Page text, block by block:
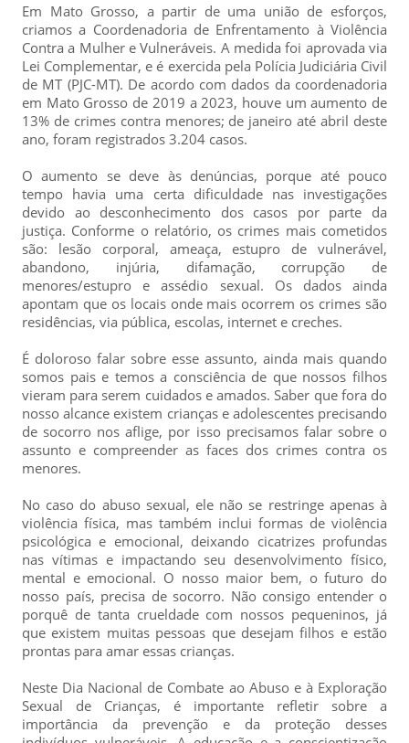
Em Mato Grosso, a partir de uma união de esforços,
criamos a Coordenadoria de Enfrentamento à Violência
Contra a Mulher e Vulneráveis. A medida foi aprovada via
Lei Complementar, e é exercida pela Polícia Judiciária Civil
de MT (PJC-MT). De acordo com dados da coordenadoria
em Mato Grosso de 2019 a 2023, houve um aumento de
13% de crimes contra menores; de janeiro até abril deste
ano, foram registrados 3.204 casos.
O aumento se deve às denúncias, porque até pouco
tempo havia uma certa dificuldade nas investigações
devido ao desconhecimento dos casos por parte da
justiça. Conforme o relatório, os crimes mais cometidos
são: lesão corporal, ameaça, estupro de vulnerável,
abandono, injúria, difamação, corrupção de
menores/estupro e assédio sexual. Os dados ainda
apontam que os locais onde mais ocorrem os crimes são
residências, via pública, escolas, internet e creches.
É doloroso falar sobre esse assunto, ainda mais quando
somos pais e temos a consciência de que nossos filhos
vieram para serem cuidados e amados. Saber que fora do
nosso alcance existem crianças e adolescentes precisando
de socorro nos aflige, por isso precisamos falar sobre o
assunto e compreender as faces dos crimes contra os
menores.
No caso do abuso sexual, ele não se restringe apenas à
violência física, mas também inclui formas de violência
psicológica e emocional, deixando cicatrizes profundas
nas vítimas e impactando seu desenvolvimento físico,
mental e emocional. O nosso maior bem, o futuro do
nosso país, precisa de socorro. Não consigo entender o
porquê de tanta crueldade com nossos pequeninos, já
que existem muitas pessoas que desejam filhos e estão
prontas para amar essas crianças.
Neste Dia Nacional de Combate ao Abuso e à Exploração
Sexual de Crianças, é importante refletir sobre a
importância da prevenção e da proteção desses